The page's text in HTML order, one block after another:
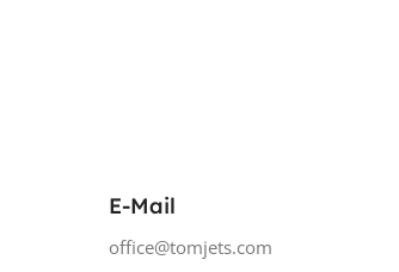
E-Mail
office@tomjets.com